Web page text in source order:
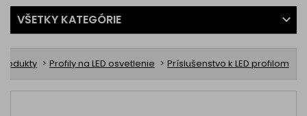
VŠETKY KATEGÓRIE
Profily na LED osvetlenie Príslušenstvo k LED profilom